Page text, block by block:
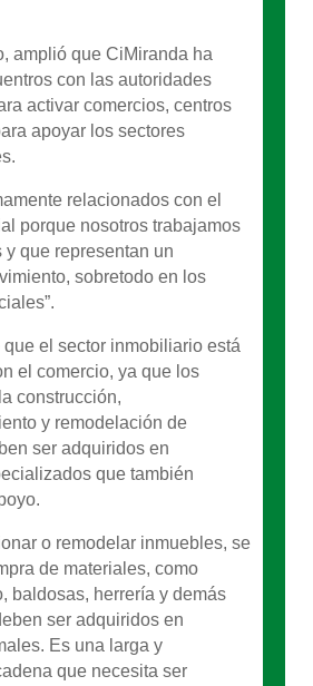
amplió que CiMiranda ha
con las autoridades
activar comercios, centros
apoyar los sectores
relacionados con el
porque nosotros trabajamos
que representan un
sobretodo en los
el sector inmobiliario está
el comercio, ya que los
construcción,
y remodelación de
ser adquiridos en
que también
o remodelar inmuebles, se
de materiales, como
baldosas, herrería y demás
ser adquiridos en
Es una larga y
que necesita ser